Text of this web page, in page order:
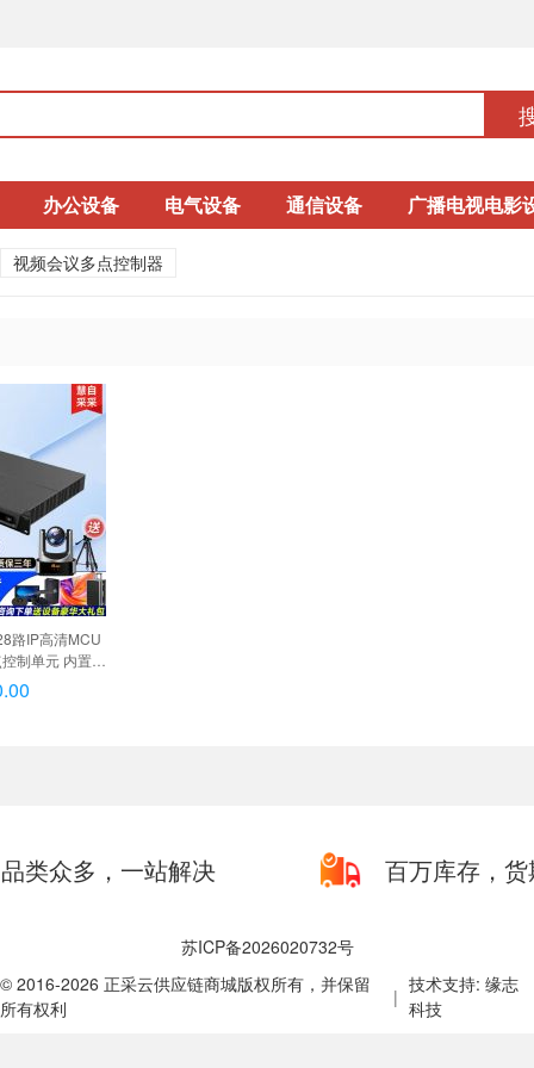
办公设备 电气设备 通信设备 广播电视电影
视频会议多点控制器
路IP高清MCU
制单元 内置
T900-PF, 分体
PF
品类众多，一站解决 百万库存，
苏ICP备2026020732号
© 2016-2026 正采云供应链商城版权所有，并保留
所有权利
|
技术支持: 缘志
科技